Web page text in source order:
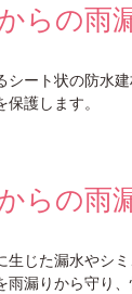
らの雨
シート状の防水
護します。
らの雨
生じた漏水やシ
漏りから守り、